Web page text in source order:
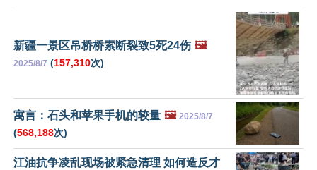
新疆一景区吊桥桥索断裂致5死24伤 🖼️
2025/8/7 (157,310次)
寓言：石头和苹果手机的较量 🖼️ 2025/8/7
(568,188次)
江油抗争凌乱现场被紧急清理 如何造反才